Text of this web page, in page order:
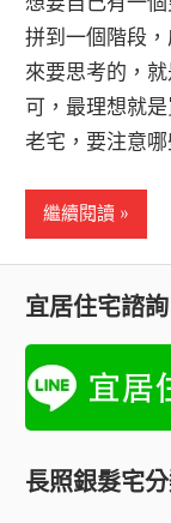
拼到一個階段
來要思考的，
可，最理想就
老宅，要注意
繼續閱讀
宜居住宅諮詢
長照銀髮宅